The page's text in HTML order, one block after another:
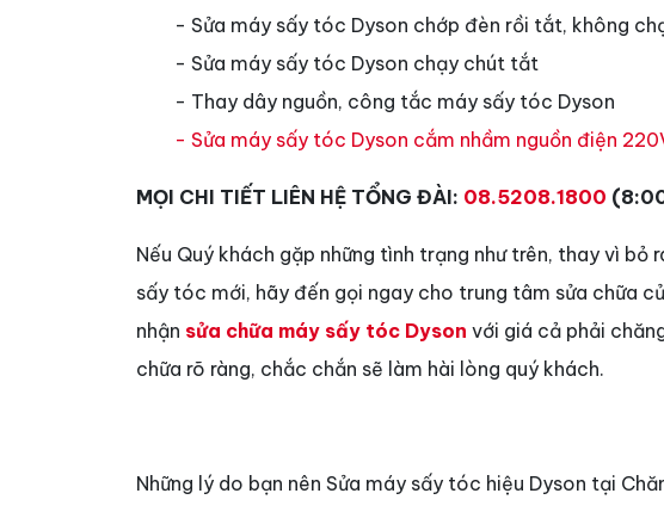
- Sửa máy sấy tóc Dyson chớp đèn rồi tắt, không
- Sửa máy sấy tóc Dyson chạy chút tắt
- Thay dây nguồn, công tắc máy sấy tóc Dyson
- Sửa máy sấy tóc Dyson cắm nhầm nguồn điện
MỌI CHI TIẾT LIÊN HỆ TỔNG ĐÀI: 08.5208.1800
Nếu Quý khách gặp những tình trạng như trên, thay vì
sấy tóc mới, hãy đến gọi ngay cho trung tâm sửa chữa
nhận sửa chữa máy sấy tóc Dyson với giá cả phải
chữa rõ ràng, chắc chắn sẽ làm hài lòng quý khách.
Những lý do bạn nên Sửa máy sấy tóc hiệu Dyson tại